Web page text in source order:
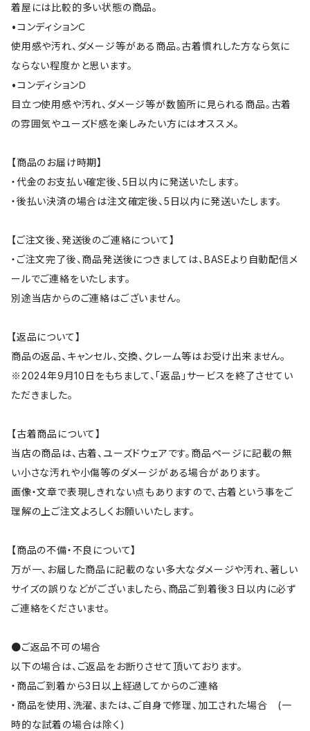
着屋には比較的多い状態の商品。
•コンディションＣ
使用感や汚れ、ダメージ等がある商品。古着慣れした方なら気に
ならない程度かと思います。
•コンディションＤ
目立つ使用感や汚れ、ダメージ等が数箇所に見られる商品。古着
の雰囲気やユーズド感を楽しみたい方にはオススメ。
【商品のお届け時期】
・代金のお支払い確定後、5日以内に発送いたします。
・後払い決済の場合は注文確定後、5日以内に発送いたします。
【ご注文後、発送後のご連絡について】
・ご注文完了後、商品発送後につきましては、BASEより自動配信メ
ールでご連絡をいたします。
別途当店からのご連絡はございません。
【返品について】
商品の返品、キャンセル、交換、クレーム等はお受け出来ません。
※2024年9月10日をもちまして、「返品」サービスを終了させてい
ただきました。
【古着商品について】
当店の商品は、古着、ユーズドウェアです。商品ページに記載の無
い小さな汚れや小傷等のダメージがある場合があります。
画像・文章で表現しきれない点もありますので、古着という事をご
理解の上ご注文よろしくお願いいたします。
【商品の不備・不良について】
万が一、お届した商品に記載のない多大なダメージや汚れ、著しい
サイズの誤りなどがございましたら、商品ご到着後３日以内に必ず
ご連絡をくださいませ。
●ご返品不可の場合
以下の場合は、ご返品をお断りさせて頂いております。
・商品ご到着から3日以上経過してからのご連絡
・商品を使用、洗濯、または、ご自身で修理、加工された場合 (一
時的な試着の場合は除く)